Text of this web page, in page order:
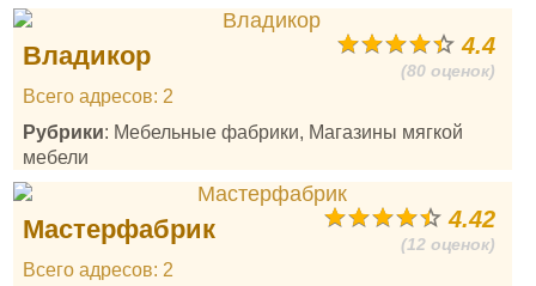
4.4
(80 оценок)
Владикор
Всего адресов: 2
Рубрики: Мебельные фабрики, Магазины мягкой
мебели
4.42
(12 оценок)
Мастерфабрик
Всего адресов: 2